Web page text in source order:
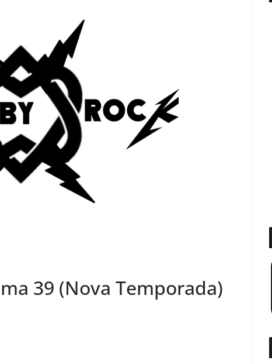
39 (Nova Temporada)